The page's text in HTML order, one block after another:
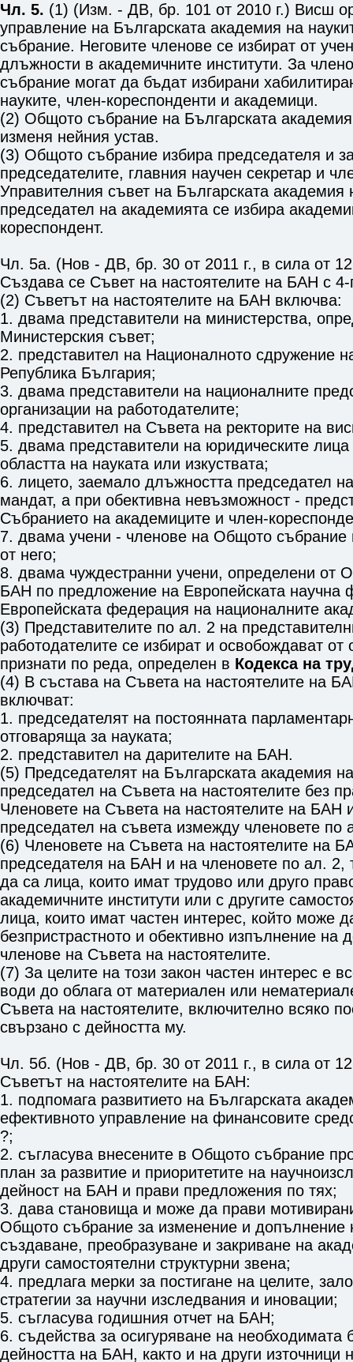
Чл. 5. (1) (Изм. - ДВ, бр. 101 от 2010 г.) Висш
управление на Българската академия на
събрание. Неговите членове се избират от
длъжности в академичните институти. За
събрание могат да бъдат избирани
науките, член-кореспонденти и академици.
(2) Общото събрание на Българската
изменя нейния устав.
(3) Общото събрание избира председателя и
председателите, главния научен секретар и
Управителния съвет на Българската академия
председател на академията се избира
кореспондент.
Чл. 5а. (Нов - ДВ, бр. 30 от 2011 г., в сила от
Създава се Съвет на настоятелите на БАН с
(2) Съветът на настоятелите на БАН включва:
1. двама представители на министерства,
Министерския съвет;
2. представител на Националното сдружение
Република България;
3. двама представители на националните
организации на работодателите;
4. представител на Съвета на ректорите на
5. двама представители на юридическите лица
областта на науката или изкуствата;
6. лицето, заемало длъжността председател
мандат, а при обективна невъзможност -
Събранието на академиците и член-
7. двама учени - членове на Общото
от него;
8. двама чуждестранни учени, определени от
БАН по предложение на Европейската научна
Европейската федерация на националните
(3) Представителите по ал. 2 на
работодателите се избират и освобождават от
признати по реда, определен в Кодекса на
(4) В състава на Съвета на настоятелите на
включват:
1. председателят на постоянната
отговаряща за науката;
2. представител на дарителите на БАН.
(5) Председателят на Българската академия
председател на Съвета на настоятелите без
Членовете на Съвета на настоятелите на БАН
председател на съвета измежду членовете по
(6) Членовете на Съвета на настоятелите на
председателя на БАН и на членовете по ал. 2,
да са лица, които имат трудово или друго
академичните институти или с другите
лица, които имат частен интерес, който може
безпристрастното и обективно изпълнение на
членове на Съвета на настоятелите.
(7) За целите на този закон частен интерес е
води до облага от материален или
Съвета на настоятелите, включително всяко
свързано с дейността му.
Чл. 5б. (Нов - ДВ, бр. 30 от 2011 г., в сила от
Съветът на настоятелите на БАН:
1. подпомага развитието на Българската
ефективното управление на финансовите
?;
2. съгласува внесените в Общото събрание
план за развитие и приоритетите на
дейност на БАН и прави предложения по тях;
3. дава становища и може да прави
Общото събрание за изменение и допълнение
създаване, преобразуване и закриване на
други самостоятелни структурни звена;
4. предлага мерки за постигане на целите,
стратегии за научни изследвания и иновации;
5. съгласува годишния отчет на БАН;
6. съдейства за осигуряване на необходимата
дейността на БАН, както и на други източници